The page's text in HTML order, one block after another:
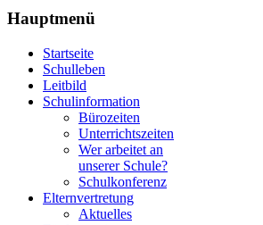
Hauptmenü
Startseite
Schulleben
Leitbild
Schulinformation
Bürozeiten
Unterrichtszeiten
Wer arbeitet an
unserer Schule?
Schulkonferenz
Elternvertretung
Aktuelles